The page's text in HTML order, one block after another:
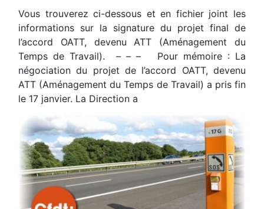
Vous trouverez ci-dessous et en fichier joint les
informations sur la signature du projet final de
l’accord OATT, devenu ATT (Aménagement du
Temps de Travail). – – – Pour mémoire : La
négociation du projet de l’accord OATT, devenu
ATT (Aménagement du Temps de Travail) a pris fin
le 17 janvier. La Direction a